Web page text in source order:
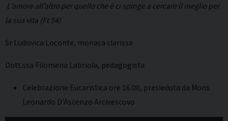
L’amore all’altro per quello che è ci spinge a cercare il meglio per
la sua vita (Ft 54)
Sr Ludovica Loconte, monaca clarissa
Dott.ssa Filomena Labriola, pedagogista
Celebrazione Eucaristica ore 16.00, presieduta da Mons.
Leonardo D’Ascenzo Arcivescovo